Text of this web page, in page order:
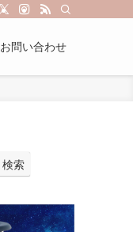
お問い合わせ
検索